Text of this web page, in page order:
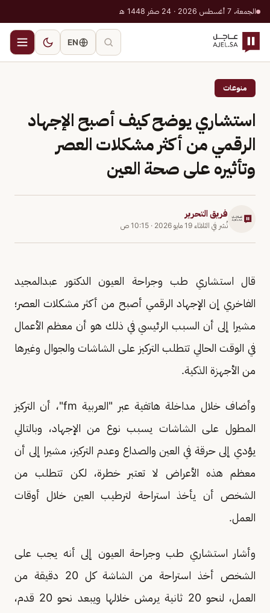
الجمعة، 7 أغسطس 2026 · 24 صفر 1448 هـ
EN
منوعات
استشاري يوضح كيف أصبح الإجهاد
الرقمي من أكثر مشكلات العصر
وتأثيره على صحة العين
فريق التحرير
نُشر في الثلاثاء 19 مايو 2026 · 10:15 ص
قال استشاري طب وجراحة العيون الدكتور عبدالمجيد
الفاخري إن الإجهاد الرقمي أصبح من أكثر مشكلات العصر؛
مشيرا إلى أن السبب الرئيسي في ذلك هو أن معظم الأعمال
في الوقت الحالي تتطلب التركيز على الشاشات والجوال وغيرها
من الأجهزة الذكية.
وأضاف خلال مداخلة هاتفية عبر "العربية fm"، أن التركيز
المطول على الشاشات يسبب نوع من الإجهاد، وبالتالي
يؤدي إلى حرقة في العين والصداع وعدم التركيز، مشيرا إلى أن
معظم هذه الأعراض لا تعتبر خطرة، لكن تتطلب من
الشخص أن يأخذ استراحة لترطيب العين خلال أوقات
العمل.
وأشار استشاري طب وجراحة العيون إلى أنه يجب على
الشخص أخذ استراحة من الشاشة كل 20 دقيقة من
العمل، لنحو 20 ثانية يرمش خلالها ويبعد نحو 20 قدم،